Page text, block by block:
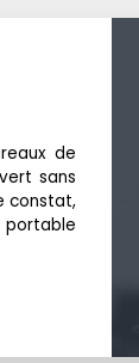
de
sans
constat,
portable